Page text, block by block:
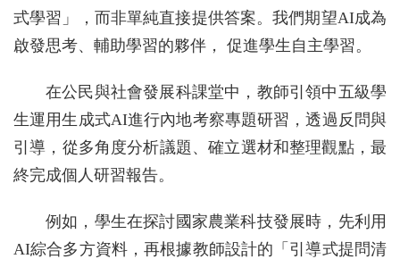
式學習」，而非單純直接提供答案。我們期望AI成為
啟發思考、輔助學習的夥伴， 促進學生自主學習。
在公民與社會發展科課堂中，教師引領中五級學
生運用生成式AI進行內地考察專題研習，透過反問與
引導，從多角度分析議題、確立選材和整理觀點，最
終完成個人研習報告。
例如，學生在探討國家農業科技發展時，先利用
AI綜合多方資料，再根據教師設計的「引導式提問清